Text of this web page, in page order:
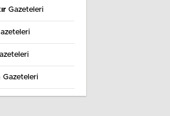
Gazeteleri
Gazeteleri